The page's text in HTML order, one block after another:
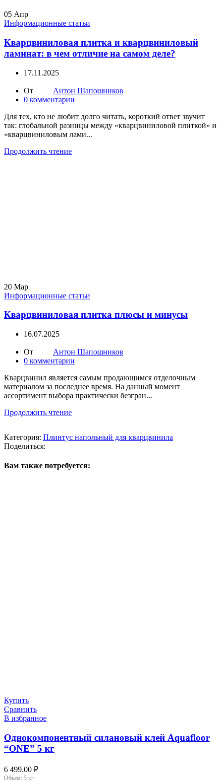
05 Апр
Информационные статьи
Кварцвиниловая плитка и кварцвиниловый
ламинат: в чем отличие на самом деле?
17.11.2025
От
Антон Шапошников
0 комментарии
Для тех, кто не любит долго читать, короткий ответ звучит
так: глобальной разницы между «кварцвиниловой плиткой» и
«кварцвиниловым лами...
Продолжить чтение
20 Мар
Информационные статьи
Кварцвиниловая плитка плюсы и минусы
16.07.2025
От
Антон Шапошников
0 комментарии
Кварцвинил является самым продающимся отделочным
материалом за последнее время. На данный момент
ассортимент выбора практически безгран...
Продолжить чтение
Категория: Плинтус напольный для кварцвинила
Поделиться:
Вам также потребуется:
Купить
Сравнить
В избранное
Однокомпонентный силановый клей Aquafloor
“ONE” 5 кг
6 499.00 ₽
Объем: 5 кг